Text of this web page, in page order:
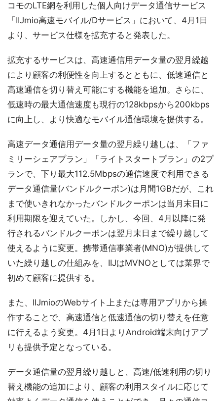
コモのLTE網を利用した個人向けデータ通信サービス
「IIJmio高速モバイル/Dサービス」において、4月1日
より、サービス仕様を拡充すると発表した。
拡充するサービスは、高速通信用データ量の翌月繰越
により顧客の利便性を向上するとともに、低速通信と
高速通信を切り替え可能にする機能を追加。さらに、
低速時の最大通信速度も現行の128kbpsから200kbps
に向上し、より快適なモバイル通信環境を提供する。
高速データ通信用データ量の翌月繰り越しは、「ファ
ミリーシェアプラン」「ライトスタートプラン」の2プ
ランで、下り最大112.5Mbpsの通信速度で利用できる
データ通信量(バンドルクーポン)は月間1GBだが、これ
まで使いきれなかったバンドルクーポンは当月末日に
利用期限を迎えていた。しかし、今回、4月以降に発
行されるバンドルクーポンは翌月末日まで繰り越して
使えるように変更。携帯通信事業者(MNO)が提供して
いた繰り越しの仕組みを、IIJはMVNOとしては業界で
初めて顧客に提供する。
また、IIJmioのWebサイト上または専用アプリから操
作することで、高速通信と低速通信の切り替えを任意
に行えるよう変更。4月1日よりAndroid端末向けアプ
リも提供予定となっている。
データ通信量の翌月繰り越しと、高速/低速利用の切り
替え機能の追加により、顧客の利用スタイルに応じて